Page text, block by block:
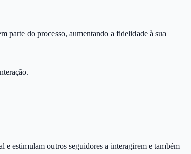
parte do processo, aumentando a fidelidade à sua
estimulam outros seguidores a interagirem e também